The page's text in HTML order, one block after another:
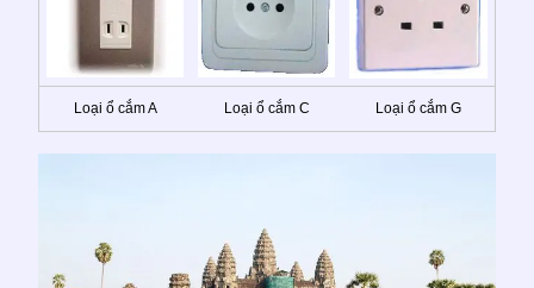
Loại ổ cắm A Loại ổ cắm C Loại ổ cắm G